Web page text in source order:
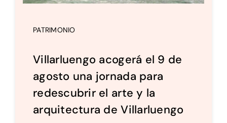
PATRIMONIO
Villarluengo acogerá el 9 de
agosto una jornada para
redescubrir el arte y la
arquitectura de Villarluengo